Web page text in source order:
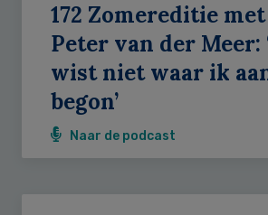
172 Zomereditie met
Peter van der Meer:
wist niet waar ik
begon’
Naar de podcast